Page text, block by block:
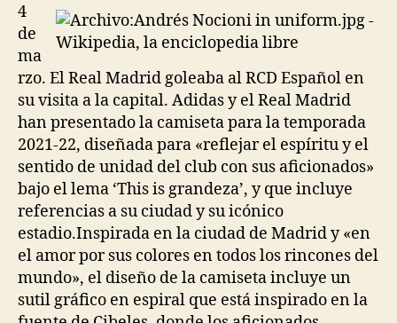
4
de
ma
rzo. El Real Madrid goleaba al RCD Español en
su visita a la capital. Adidas y el Real Madrid
han presentado la camiseta para la temporada
2021-22, diseñada para «reflejar el espíritu y el
sentido de unidad del club con sus aficionados»
bajo el lema ‘This is grandeza’, y que incluye
referencias a su ciudad y su icónico
estadio.Inspirada en la ciudad de Madrid y «en
el amor por sus colores en todos los rincones del
mundo», el diseño de la camiseta incluye un
sutil gráfico en espiral que está inspirado en la